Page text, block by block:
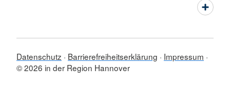
Datenschutz Barrierefreiheitserklärung
Impressum
© 2026 in der Region Hannover